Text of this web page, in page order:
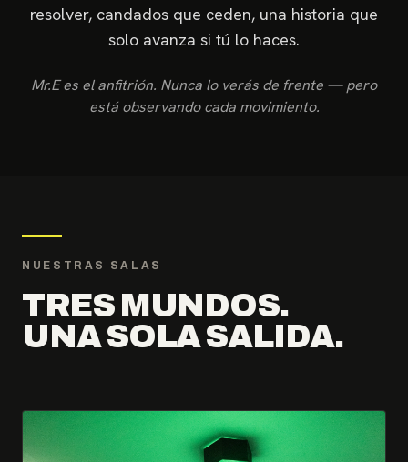
resolver, candados que ceden, una historia que
solo avanza si tú lo haces.
Mr.E es el anfitrión. Nunca lo verás de frente — pero
está observando cada movimiento.
NUESTRAS SALAS
TRES MUNDOS.
UNA SOLA SALIDA.